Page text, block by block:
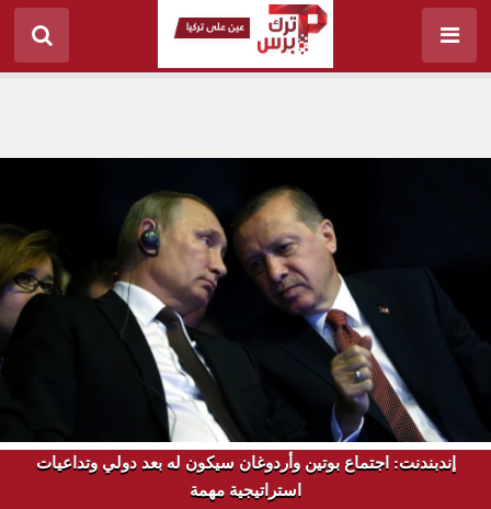
إندبندنت: اجتماع بوتين وأردوغان سيكون له بعد دولي وتداعيات
استراتيجية مهمة